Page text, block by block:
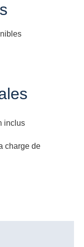
inclus
charge de